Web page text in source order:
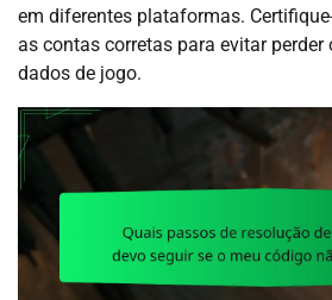
em diferentes plataformas.
as contas corretas para evitar perder
dados de jogo.